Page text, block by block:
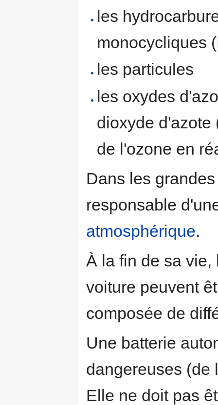
les
monocycliques
les particules
les oxydes
dioxyde d'azote
de l'ozone en
Dans les
responsable
atmosphérique.
À la fin de sa
voiture peuvent
composée de
Une batterie
dangereuses
Elle ne doit pas